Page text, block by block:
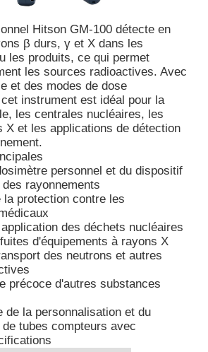
nucléaire
de x
des radiations nucléaires
atmosphériques
Hitson GM-100 détecte en
β durs, γ et X dans les
les produits, ce qui permet
les sources radioactives. Avec
et des modes de dose
instrument est idéal pour la
les centrales nucléaires, les
X et les applications de détection
personnel et du dispositif
rayonnements
la protection contre les
des déchets nucléaires
d'équipements à rayons X
des neutrons et autres
précoce d'autres substances
de la personnalisation et du
tubes compteurs avec